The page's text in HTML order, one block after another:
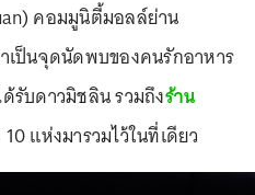
คอมมูนิตี้มอลล์ย่าน
เป็นจุดนัดพบของคนรักอาหาร
รับดาวมิชลิน รวมถึงร้าน
แห่งมารวมไว้ในที่เดียว